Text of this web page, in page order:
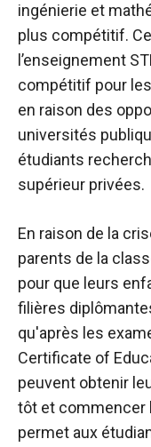
ingénierie et
plus compétitif.
l’enseignement
compétitif pour
en raison des
universités
étudiants
supérieur privées.
En raison de la
parents de la
pour que leurs
filières
qu'après les
Certificate of
peuvent obtenir
tôt et commencer
permet aux